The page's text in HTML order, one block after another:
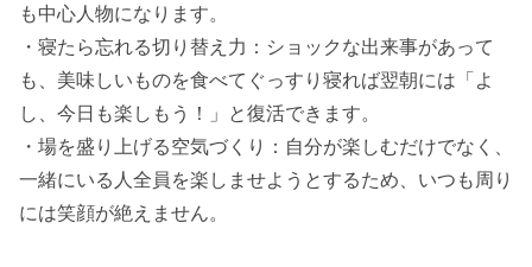
も中心人物になります。
・寝たら忘れる切り替え力：ショックな出来事があって
も、美味しいものを食べてぐっすり寝れば翌朝には「よ
し、今日も楽しもう！」と復活できます。
・場を盛り上げる空気づくり：自分が楽しむだけでなく、
一緒にいる人全員を楽しませようとするため、いつも周り
には笑顔が絶えません。